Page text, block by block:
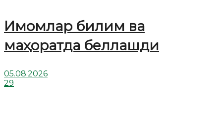
Имомлар билим ва
маҳоратда беллашди
05.08.2026
29